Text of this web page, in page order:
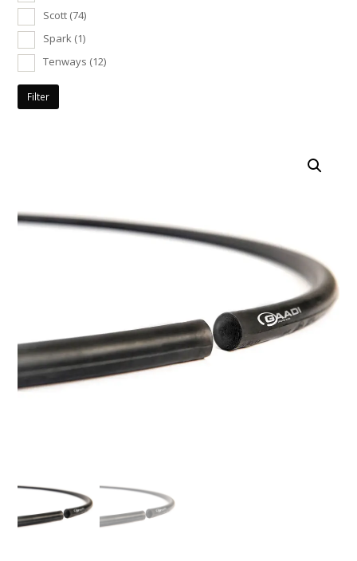
Scott (74)
Spark (1)
Tenways (12)
Filter